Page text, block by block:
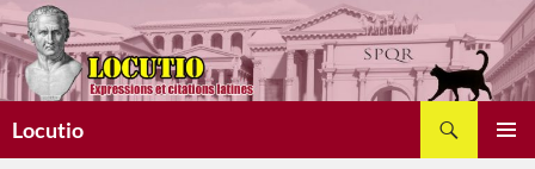
Aller
au
contenu
Locutio